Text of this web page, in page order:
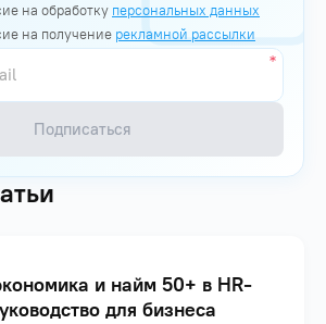
на обработку персональных данных
на получение рекламной рассылки
Подписаться
и найм 50+ в HR-
для бизнеса